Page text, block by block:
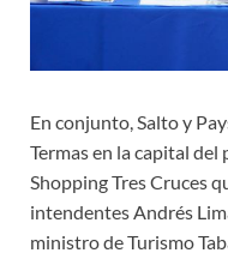
En conjunto, Salto y
Termas en la capital del
Shopping Tres Cruces
intendentes Andrés
ministro de Turismo